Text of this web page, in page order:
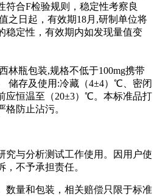
符合F检验规则，稳定性考察良
之日起，有效期18月,研制单位将
稳定性，有效期内如发现量值变
林瓶包装,规格不低于100mg携带
储存及使用:冷藏（4±4）℃、密闭
应恒温至（20±3）℃。本标准品打
防止沾污。
究与分析测试工作使用。因用户使
，不予承担责任。
数量和包装，相关赔偿只限于标准